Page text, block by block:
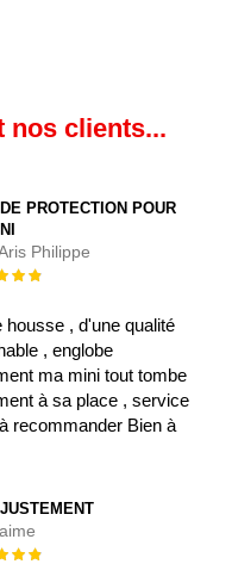
nos clients...
PROTECTION POUR
Philippe
:
housse , d'une qualité
, englobe
ma mini tout tombe
à sa place , service
recommander Bien à
: